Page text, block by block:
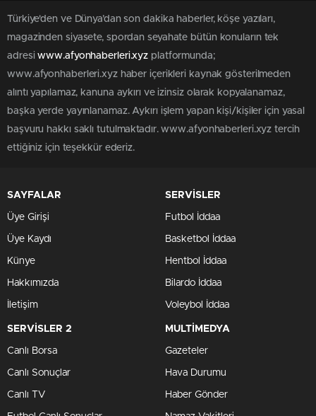
Türkiye'den ve Dünya’dan son dakika haberler, köşe yazıları,
magazinden siyasete, spordan seyahate bütün konuların tek
adresiwww.afyonhaberleri.xyz platformunda;
www.afyonhaberleri.xyz haber içerikleri kaynak gösterilmeden
alıntı yapılamaz, kanuna aykırı ve izinsiz olarak kopyalanamaz,
başka yerde yayınlanamaz. Aykırı işlem yapan kişi/kişiler için yasal
başvuru hakkı saklı tutulmaktadır. www.afyonhaberleri.xyz tercih
ettiğiniz için teşekkür ederiz.
SAYFALAR
Üye Girişi
Üye Kaydı
Künye
Hakkımızda
İletişim
SERVİSLER
Futbol İddaa
Basketbol İddaa
Hentbol İddaa
Bilardo İddaa
Voleybol İddaa
SERVİSLER 2
Canlı Borsa
Canlı Sonuçlar
Canlı TV
MULTİMEDYA
Gazeteler
Hava Durumu
Haber Gönder